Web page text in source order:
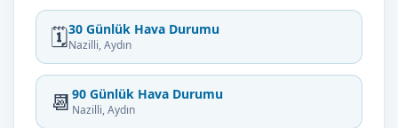
🗓️30 Günlük Hava Durumu
Nazilli, Aydın
📆 90 Günlük Hava Durumu
Nazilli, Aydın